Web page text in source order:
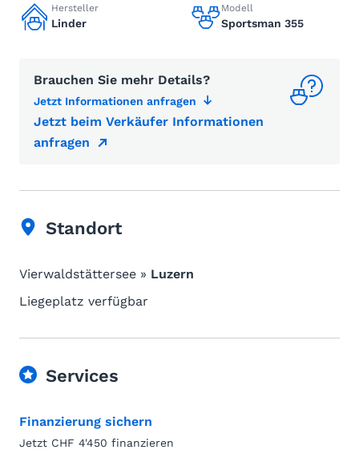
Hersteller
Linder
Modell
Sportsman 355
Brauchen Sie mehr Details?
Jetzt Informationen anfragen
Jetzt beim Verkäufer Informationen
anfragen
Standort
Vierwaldstättersee » Luzern
Liegeplatz verfügbar
Services
Finanzierung sichern
Jetzt CHF 4'450 finanzieren